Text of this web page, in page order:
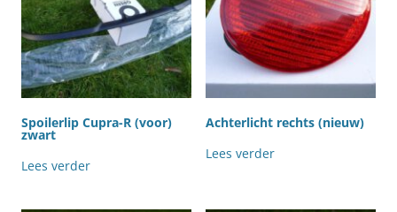
Spoilerlip Cupra-R (voor)
zwart
Lees verder
Achterlicht rechts (nieuw)
Lees verder